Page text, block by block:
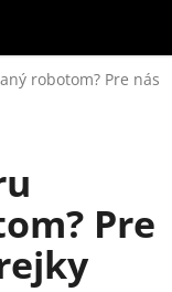
robotom? Pre nás
Pre